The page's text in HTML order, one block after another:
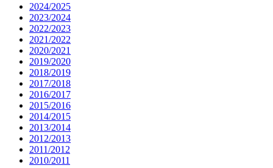
2024/2025
2023/2024
2022/2023
2021/2022
2020/2021
2019/2020
2018/2019
2017/2018
2016/2017
2015/2016
2014/2015
2013/2014
2012/2013
2011/2012
2010/2011